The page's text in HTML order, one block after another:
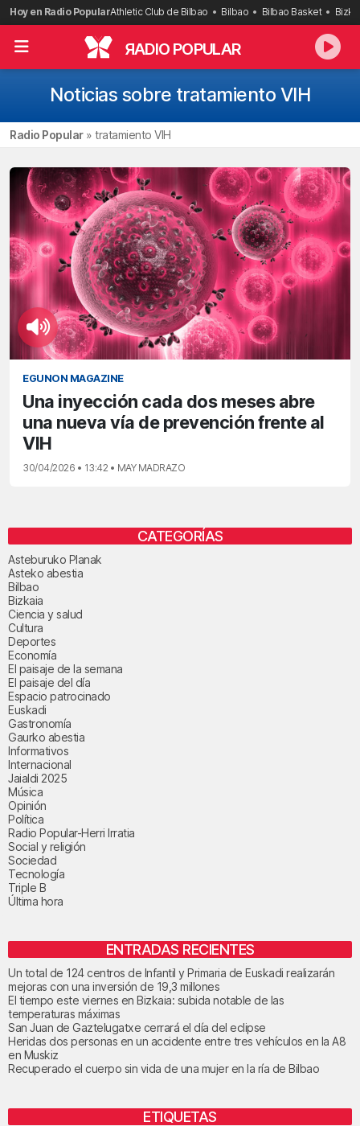
Saltar
al
contenido
Hoy en Radio PopularAthletic Club de Bilbao Bilbao Bilbao Basket
RADIO POPULAR
Noticias sobre tratamiento VIH
Radio Popular» tratamiento VIH
EGUNON MAGAZINE
Una inyección cada dos meses abre
una nueva vía de prevención frente al
VIH
30/04/2026 • 13:42 • MAY MADRAZO
CATEGORÍAS
Asteburuko Planak
Asteko abestia
Bilbao
Bizkaia
Ciencia y salud
Cultura
Deportes
Economía
El paisaje de la semana
El paisaje del día
Espacio patrocinado
Euskadi
Gastronomía
Gaurko abestia
Informativos
Internacional
Jaialdi 2025
Música
Opinión
Política
Radio Popular-Herri Irratia
Social y religión
Sociedad
Tecnología
Triple B
Última hora
ENTRADAS RECIENTES
Un total de 124 centros de Infantil y Primaria de Euskadi realizarán
mejoras con una inversión de 19,3 millones
El tiempo este viernes en Bizkaia: subida notable de las
temperaturas máximas
San Juan de Gaztelugatxe cerrará el día del eclipse
Heridas dos personas en un accidente entre tres vehículos en la A8
en Muskiz
Recuperado el cuerpo sin vida de una mujer en la ría de Bilbao
ETIQUETAS